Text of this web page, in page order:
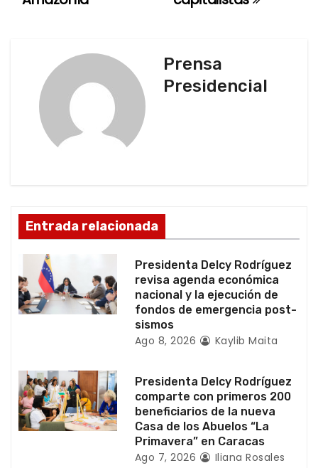
n
d
e
e
t
r
a
Prensa
Presidencial
Entrada relacionada
Presidenta Delcy Rodríguez
revisa agenda económica
nacional y la ejecución de
fondos de emergencia post-
sismos
Ago 8, 2026 Kaylib Maita
Presidenta Delcy Rodríguez
comparte con primeros 200
beneficiarios de la nueva
Casa de los Abuelos “La
Primavera” en Caracas
Ago 7, 2026 Iliana Rosales